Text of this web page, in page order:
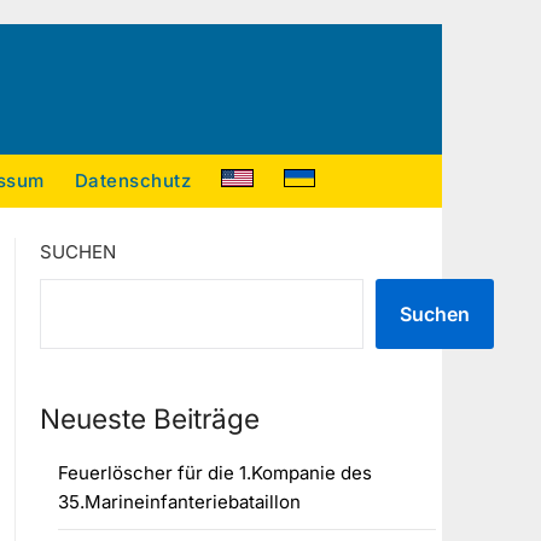
Datenschutz
SUCHEN
Suchen
Neueste Beiträge
Feuerlöscher für die 1.Kompanie des
35.Marineinfanteriebataillon